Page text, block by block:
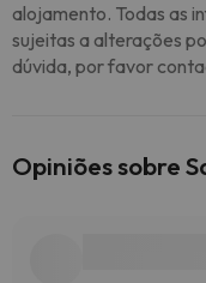
alojamento. Todas as
sujeitas a alterações
dúvida, por favor
Opiniões sobre